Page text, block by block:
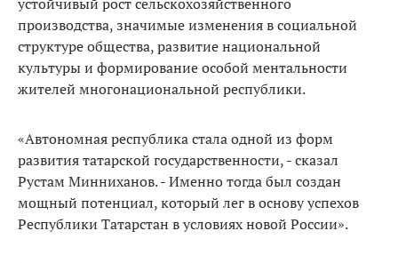
устойчивый рост сельскохозяйственного
производства, значимые изменения в социальной
структуре общества, развитие национальной
культуры и формирование особой ментальности
жителей многонациональной республики.
«Автономная республика стала одной из форм
развития татарской государственности, - сказал
Рустам Минниханов. - Именно тогда был создан
мощный потенциал, который лег в основу успехов
Республики Татарстан в условиях новой России».